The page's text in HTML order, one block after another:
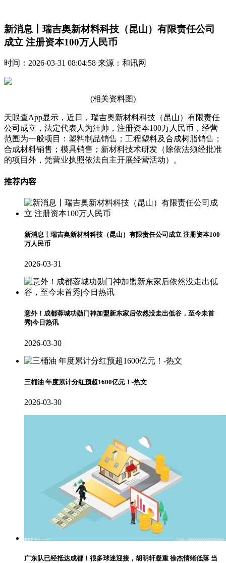
新消息丨瑞吉奥新材料科技（昆山）有限责任公司
成立 注册资本100万人民币
时间：2026-03-31 08:04:58 来源：和讯网
(相关资料图)
天眼查App显示，近日，瑞吉奥新材料科技（昆山）有限责任
公司成立，法定代表人为汪帅，注册资本100万人民币，经营
范围为一般项目：塑料制品销售；工程塑料及合成树脂销售；
合成材料销售；模具销售；新材料技术研发（除依法须经批准
的项目外，凭营业执照依法自主开展经营活动）。
推荐内容
新消息丨瑞吉奥新材料科技（昆山）有限责任公司成立 注册资本100
万人民币
2026-03-31
意外！成都蓉城功勋门神加盟新东家后依然没走出低谷，至今未首
秀|今日热讯
2026-03-30
三桶油 年度累计分红预超1600亿元！-热文
2026-03-30
广东队已经抵达成都！很多球迷迎接，胡明轩凝重 徐杰情绪低落 当